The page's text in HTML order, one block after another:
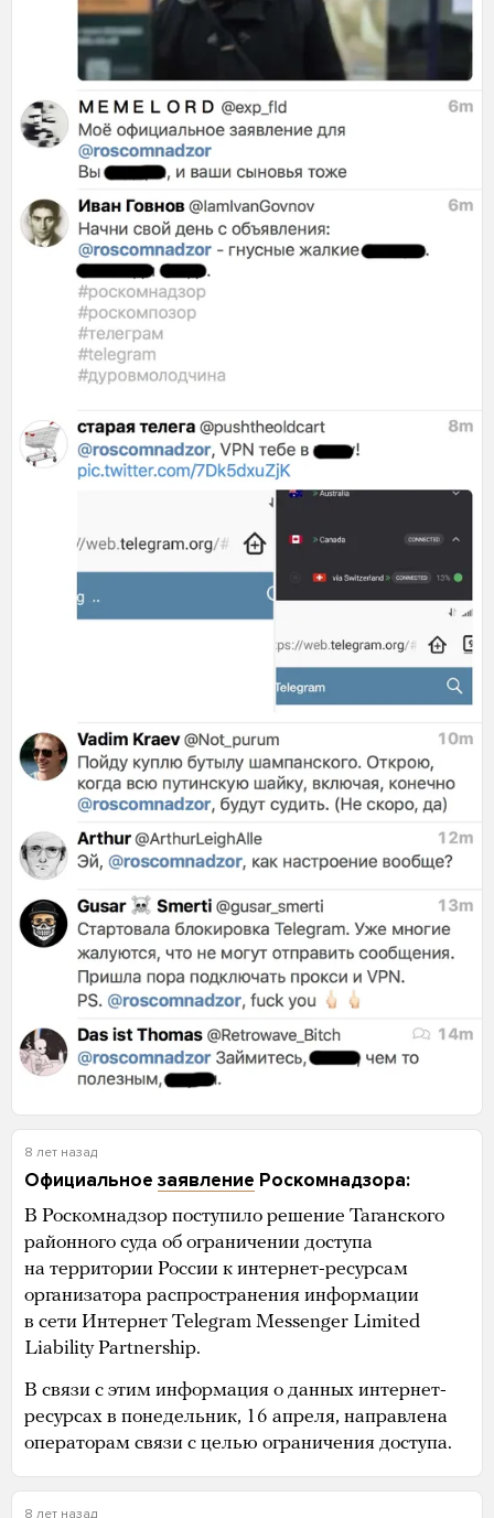
8 лет назад
Официальное заявление Роскомнадзора:
В Роскомнадзор поступило решение Таганского
районного суда об ограничении доступа
на территории России к интернет-ресурсам
организатора распространения информации
в сети Интернет Telegram Messenger Limited
Liability Partnership.
В связи с этим информация о данных интернет-
ресурсах в понедельник, 16 апреля, направлена
операторам связи с целью ограничения доступа.
8 лет назад